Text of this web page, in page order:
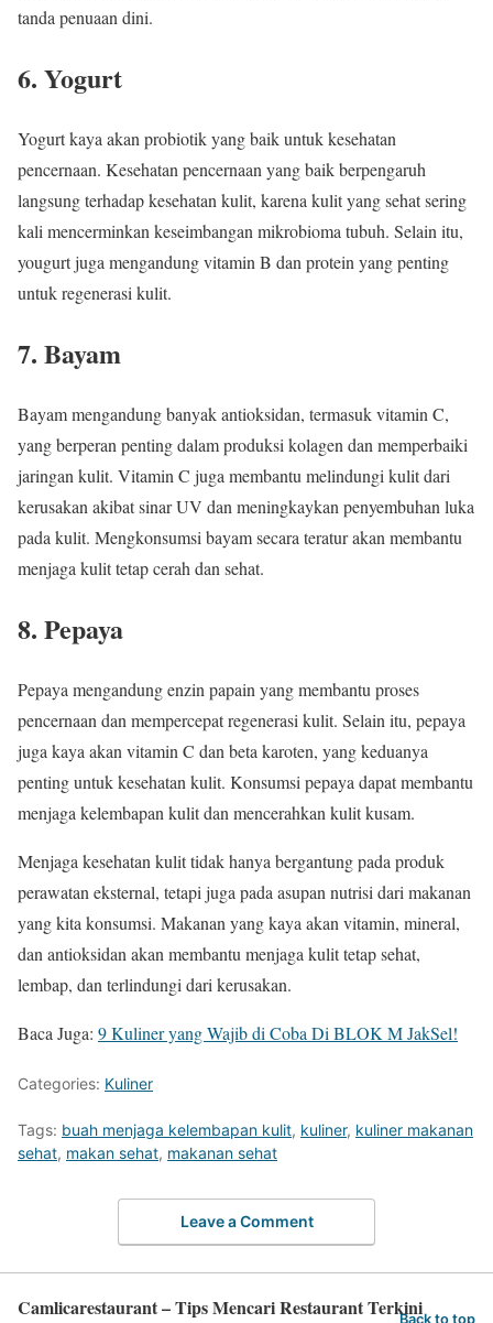
tanda penuaan dini.
6. Yogurt
Yogurt kaya akan probiotik yang baik untuk kesehatan
pencernaan. Kesehatan pencernaan yang baik berpengaruh
langsung terhadap kesehatan kulit, karena kulit yang sehat sering
kali mencerminkan keseimbangan mikrobioma tubuh. Selain itu,
yougurt juga mengandung vitamin B dan protein yang penting
untuk regenerasi kulit.
7. Bayam
Bayam mengandung banyak antioksidan, termasuk vitamin C,
yang berperan penting dalam produksi kolagen dan memperbaiki
jaringan kulit. Vitamin C juga membantu melindungi kulit dari
kerusakan akibat sinar UV dan meningkaykan penyembuhan luka
pada kulit. Mengkonsumsi bayam secara teratur akan membantu
menjaga kulit tetap cerah dan sehat.
8. Pepaya
Pepaya mengandung enzin papain yang membantu proses
pencernaan dan mempercepat regenerasi kulit. Selain itu, pepaya
juga kaya akan vitamin C dan beta karoten, yang keduanya
penting untuk kesehatan kulit. Konsumsi pepaya dapat membantu
menjaga kelembapan kulit dan mencerahkan kulit kusam.
Menjaga kesehatan kulit tidak hanya bergantung pada produk
perawatan eksternal, tetapi juga pada asupan nutrisi dari makanan
yang kita konsumsi. Makanan yang kaya akan vitamin, mineral,
dan antioksidan akan membantu menjaga kulit tetap sehat,
lembap, dan terlindungi dari kerusakan.
Baca Juga: 9 Kuliner yang Wajib di Coba Di BLOK M JakSel!
Categories: Kuliner
Tags: buah menjaga kelembapan kulit, kuliner, kuliner makanan
sehat, makan sehat, makanan sehat
Leave a Comment
Camlicarestaurant – Tips Mencari Restaurant TerkiniBack to top